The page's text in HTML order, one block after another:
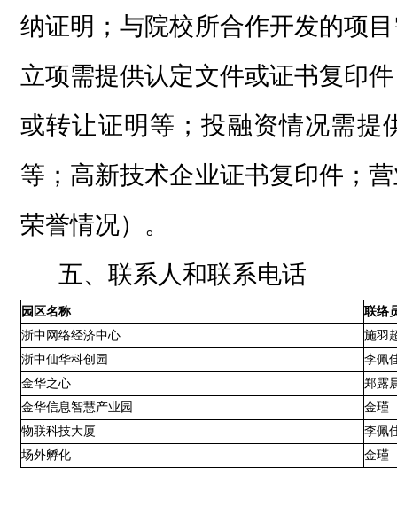
纳证明；与院校所合作开发的项
立项需提供认定文件或证书复印
或转让证明等；投融资情况需提
等；高新技术企业证书复印件；
荣誉情况）。
五、联系人和联系电话
园区名称
联络
浙中网络经济中心
施羽
浙中仙华科创园
李佩
金华之心
郑露
金华信息智慧产业园
金瑾
物联科技大厦
李佩
场外孵化
金瑾